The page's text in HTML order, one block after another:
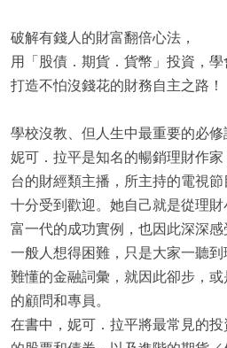
破解有錢人的財富翻倍心法，
用「股債．期貨．貨幣」投資，學
打造不怕沒錢花的財務自主之路！
學校沒教、但人生中最重要的必
妮可．拉平是知名的暢銷理財作
台的財經類主播，所主持的電視
十分受到歡迎。她自己就是從理
富一代的成功實例，也因此深深
一般人想得困難，只是大家一聽
難懂的金融詞彙，就因此卻步，
的顧問和專員。
在書中，妮可．拉平將最常見的